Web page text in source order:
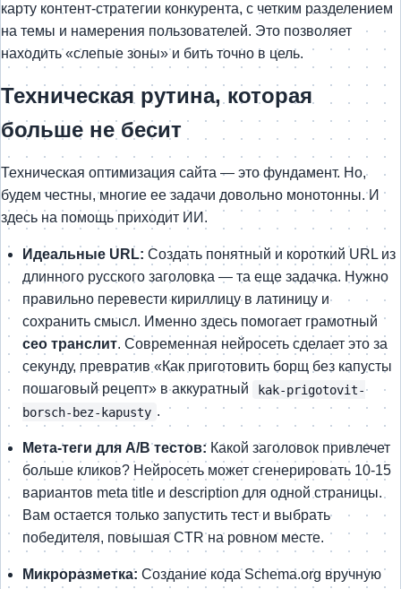
карту контент-стратегии конкурента, с четким разделением
на темы и намерения пользователей. Это позволяет
находить «слепые зоны» и бить точно в цель.
Техническая рутина, которая
больше не бесит
Техническая оптимизация сайта — это фундамент. Но,
будем честны, многие ее задачи довольно монотонны. И
здесь на помощь приходит ИИ.
Идеальные URL: Создать понятный и короткий URL из
длинного русского заголовка — та еще задачка. Нужно
правильно перевести кириллицу в латиницу и
сохранить смысл. Именно здесь помогает грамотный
сео транслит. Современная нейросеть сделает это за
секунду, превратив «Как приготовить борщ без капусты
пошаговый рецепт» в аккуратный
kak-prigotovit-
borsch-bez-kapusty .
Мета-теги для A/B тестов: Какой заголовок привлечет
больше кликов? Нейросеть может сгенерировать 10-15
вариантов meta title и description для одной страницы.
Вам остается только запустить тест и выбрать
победителя, повышая CTR на ровном месте.
Микроразметка: Создание кода Schema.org вручную